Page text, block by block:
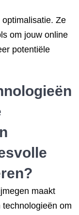
Ze
om jouw online
potentiële
maakt
om